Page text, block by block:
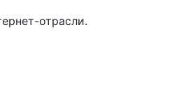
отрасли.